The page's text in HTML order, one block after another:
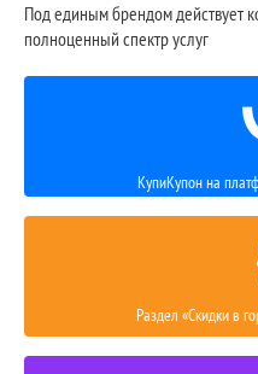
Под единым брендом действует
полноценный спектр услуг
КупиКупон на
Раздел «Скидки в